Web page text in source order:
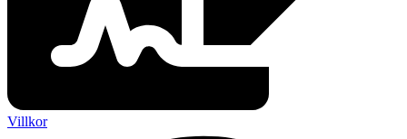
Villkor